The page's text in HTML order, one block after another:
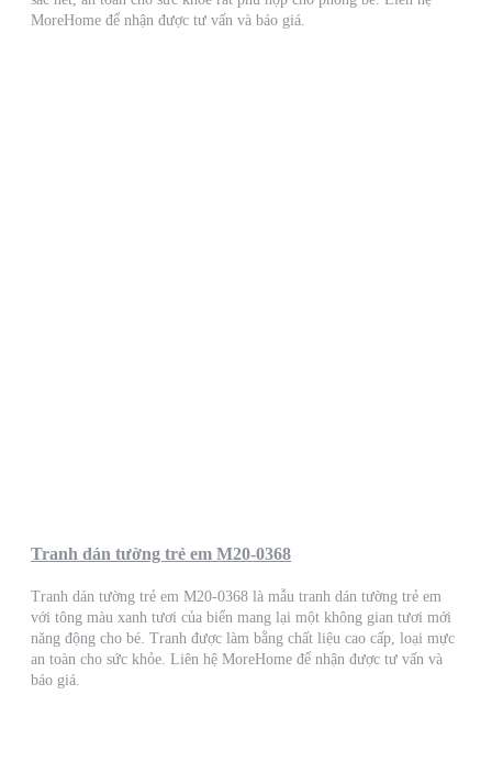
MoreHome để nhận được tư vấn và báo giá.
Tranh dán tường trẻ em M20-0368
Tranh dán tường trẻ em M20-0368 là mẫu tranh dán tường trẻ em
với tông màu xanh tươi của biển mang lại một không gian tươi mới
năng động cho bé. Tranh được làm bằng chất liệu cao cấp, loại mực
an toàn cho sức khỏe. Liên hệ MoreHome để nhận được tư vấn và
báo giá.